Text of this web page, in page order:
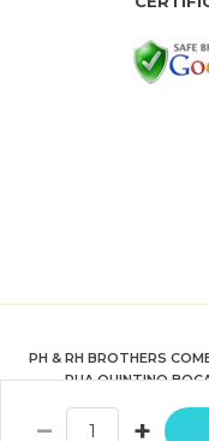
− +
PH & RH BROTHERS
RUA QUINTINO
HTTPS://